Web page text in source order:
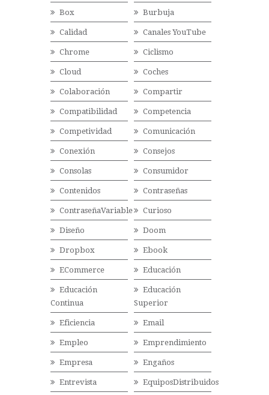
Box Burbuja
Calidad Canales YouTube
Chrome Ciclismo
Cloud Coches
Colaboración Compartir
Compatibilidad Competencia
Competividad Comunicación
Conexión Consejos
Consolas Consumidor
Contenidos Contraseñas
ContraseñaVariable Curioso
Diseño Doom
Dropbox Ebook
ECommerce Educación
Educación
Continua
Educación
Superior
Eficiencia Email
Empleo Emprendimiento
Empresa Engaños
Entrevista EquiposDistribuidos